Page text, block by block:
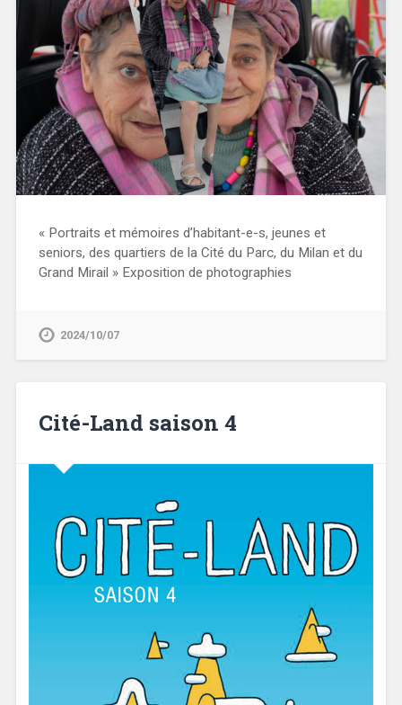
« Portraits et mémoires d’habitant-e-s, jeunes et
seniors, des quartiers de la Cité du Parc, du Milan et du
Grand Mirail » Exposition de photographies
2024/10/07
Cité-Land saison 4